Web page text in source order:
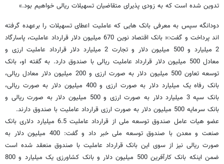
تدوین شده است که به زودی پذیرای متقاضیان تسهیلات ریالی خواهیم بود.»
دودانگه سپس به معرفی بانک هایی که عاملیت اعطای تسهیلات را برعهده گرفته
اند پرداخت و گفت:« بانک‌ اقتصاد نوین 670 میلیون دلار قرارداد عاملیت، پاسارگاد
2 میلیارد و 500 میلیون دلار و تجارت 2 میلیارد دلار قرارداد عاملیت ارزی و
معادل 500 میلیون دلار قرارداد عاملیت ریالی با صندوق دارد. به گفته او، بانک
توسعه تعاون 500 میلیون دلار به صورت ارزی و 200 میلیون دلار معادل ریالی،
بانک رفاه یک میلیارد دلار به صورت ارزی و 400 میلیون دلار به صورت ریالی،
بانک سپه 3 میلیارد دلار به صورت ارزی و 500 میلیون دلار به صورت ریالی و
بانک سرمایه 500 میلیون دلار به صورت ارزی قرارداد عاملیت با صندوق دارند.
عضو هیات عامل صندوق توسعه ملی از قرارداد عاملیت 6.5 میلیارد دلاری بانک
صنعت و معدن با صندوق توسعه ملی خبر داد و گفت: 400 میلیون دلار به
صورت ریالی نیز از سوی این بانک قرارداد عاملیت با صندوق منعقد شده است
ضمن اینکه بانک کارآفرین 500 میلیون دلار و بانک کشاورزی یک میلیارد و 800